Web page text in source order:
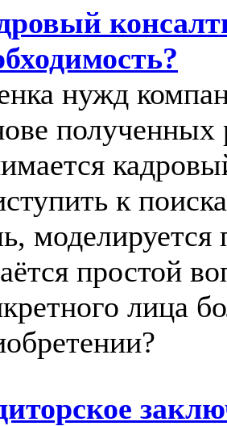
нужд
полученных
к
моделируется
простой
лица